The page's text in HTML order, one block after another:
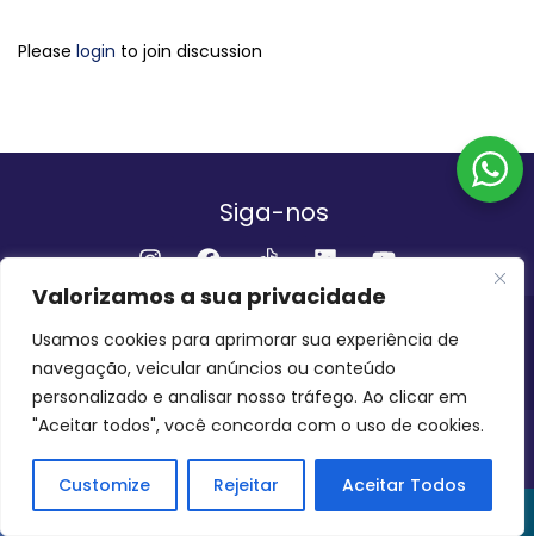
Valorizamos a sua privacidade
Usamos cookies para aprimorar sua experiência de
navegação, veicular anúncios ou conteúdo
personalizado e analisar nosso tráfego. Ao clicar em
"Aceitar todos", você concorda com o uso de cookies.
Customize Rejeitar Aceitar Todos
Please login to join discussion
Siga-nos
Institucional
QUEM SOMOS FALE CONOSCO
INVEST AMAZÔNIA BRASIL
COPYRIGHT 2024 - 2026